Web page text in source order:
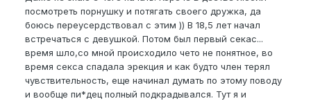
посмотреть порнушку и потягать своего дружка, да
боюсь переусердствовал с этим )) В 18,5 лет начал
встречаться с девушкой. Потом был первый секас...
время шло,со мной происходило чето не понятное, во
время секса спадала эрекция и как будто член терял
чувствительность, еще начинал думать по этому поводу
и вообще пи*дец полный подкрадывался. Тут я и